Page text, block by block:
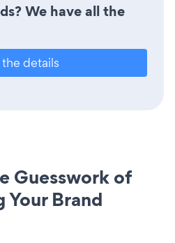
We have all the
the details
Guesswork of
Your Brand